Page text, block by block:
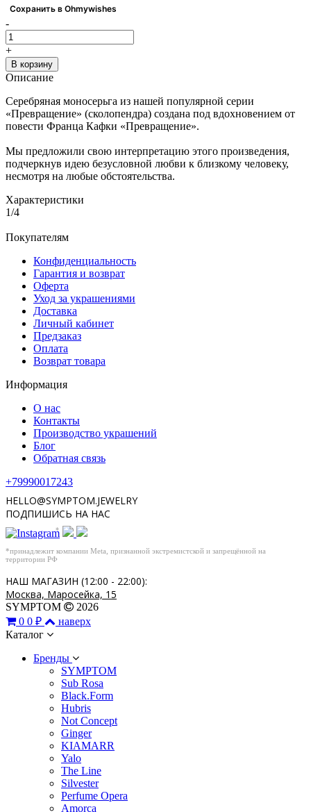
Сохранить в Ohmywishes
-
+
В корзину
Описание
Серебряная моносерьга из нашей популярной серии
«Превращение» (сколопендра) создана под вдохновением от
повести Франца Кафки «Превращение».
Мы предложили свою интерпретацию этого произведения,
подчеркнув идею безусловной любви к близкому человеку,
несмотря на любые обстоятельства.
Характеристики
1/4
Покупателям
Конфиденциальность
Гарантия и возврат
Оферта
Уход за украшениями
Доставка
Личный кабинет
Предзаказ
Оплата
Возврат товара
Информация
О нас
Контакты
Производство украшений
Блог
Обратная связь
+79990017243
HELLO@SYMPTOM.JEWELRY
ПОДПИШИСЬ НА НАС
*
*принадлежит компании Meta, признанной экстремистской и запрещённой на
территории РФ
НАШ МАГАЗИН (12:00 - 22:00):
Москва, Маросейка, 15
SYMPTOM
2026
0 0 ₽
наверх
Каталог
Бренды
SYMPTOM
Sub Rosa
Black.Form
Hubris
Not Concept
Ginger
KIAMARR
Yalo
The Line
Silvester
Perfume Opera
Amorca